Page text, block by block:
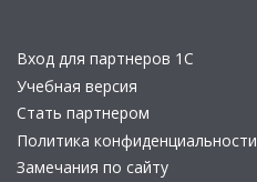
Вход для партнеров 1С
Учебная версия
Стать партнером
Политика конфиденциальности
Замечания по сайту